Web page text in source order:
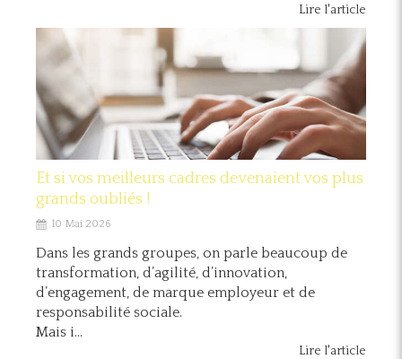
Lire l'article
Et si vos meilleurs cadres devenaient vos plus
grands oubliés !
10 Mai 2026
Dans les grands groupes, on parle beaucoup de
transformation, d’agilité, d’innovation,
d’engagement, de marque employeur et de
responsabilité sociale.
Mais i...
Lire l'article